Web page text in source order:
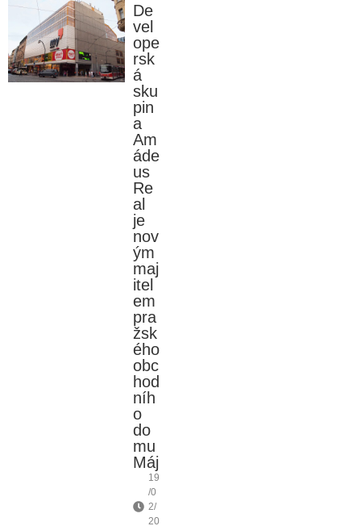
De
vel
ope
rsk
á
sku
pin
a
Am
áde
us
Re
al
je
nov
ým
maj
itel
em
pra
žsk
ého
obc
hod
níh
o
do
mu
Máj
19
/0
2/
20